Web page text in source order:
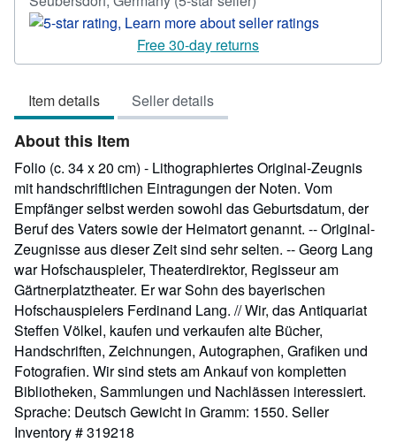
rating
5
out
Free 30-day returns
Item details Seller details
About this Item
Folio (c. 34 x 20 cm) - Lithographiertes Original-Zeugnis
mit handschriftlichen Eintragungen der Noten. Vom
Empfänger selbst werden sowohl das Geburtsdatum, der
Beruf des Vaters sowie der Heimatort genannt. -- Original-
Zeugnisse aus dieser Zeit sind sehr selten. -- Georg Lang
war Hofschauspieler, Theaterdirektor, Regisseur am
Gärtnerplatztheater. Er war Sohn des bayerischen
Hofschauspielers Ferdinand Lang. // Wir, das Antiquariat
Steffen Völkel, kaufen und verkaufen alte Bücher,
Handschriften, Zeichnungen, Autographen, Grafiken und
Fotografien. Wir sind stets am Ankauf von kompletten
Bibliotheken, Sammlungen und Nachlässen interessiert.
Sprache: Deutsch Gewicht in Gramm: 1550. Seller
Inventory # 319218